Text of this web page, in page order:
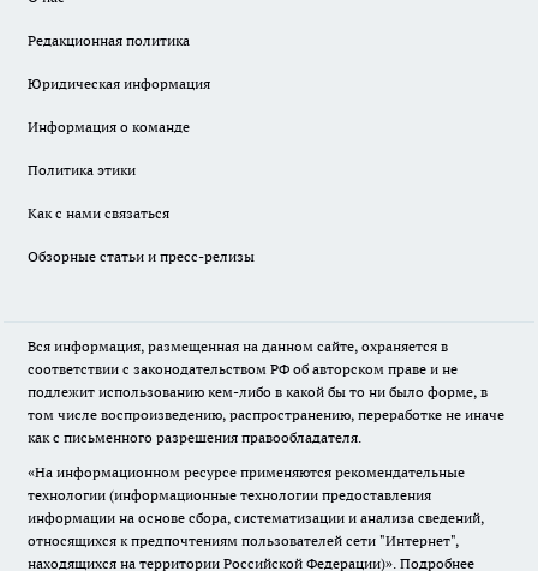
Редакционная политика
Юридическая информация
Информация о команде
Политика этики
Как с нами связаться
Обзорные статьи и пресс-релизы
Вся информация, размещенная на данном сайте, охраняется в
соответствии с законодательством РФ об авторском праве и не
подлежит использованию кем-либо в какой бы то ни было форме, в
том числе воспроизведению, распространению, переработке не иначе
как с письменного разрешения правообладателя.
«На информационном ресурсе применяются рекомендательные
технологии (информационные технологии предоставления
информации на основе сбора, систематизации и анализа сведений,
относящихся к предпочтениям пользователей сети "Интернет",
находящихся на территории Российской Федерации)». Подробнее